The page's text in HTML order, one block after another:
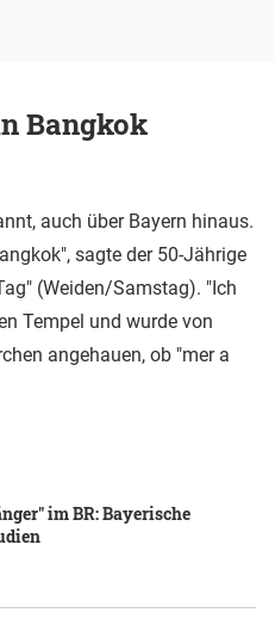
Bangkok
auch über Bayern hinaus.
sagte der 50-Jährige
(Weiden/Samstag). "Ich
Tempel und wurde von
angehauen, ob "mer a
im BR: Bayerische